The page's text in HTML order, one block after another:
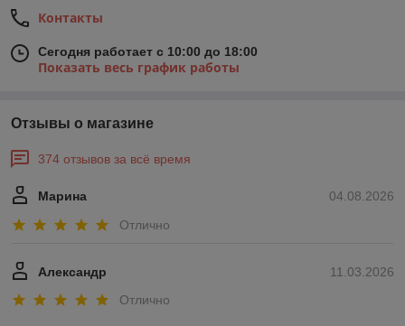
Контакты
Сегодня работает с 10:00 до 18:00
Показать весь график работы
Отзывы о магазине
374 отзывов за всё время
04.08.2026
Марина
Отлично
11.03.2026
Александр
Отлично